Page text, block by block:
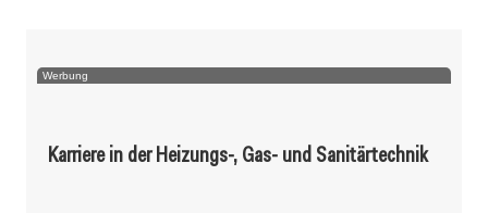
Werbung
Karriere in der Heizungs-, Gas- und Sanitärtechnik